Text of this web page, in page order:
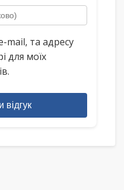
mail, та адресу
для моїх
відгук